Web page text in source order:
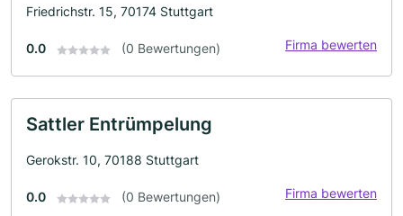
Friedrichstr. 15, 70174 Stuttgart
0.0 (0 Bewertungen) Firma bewerten
Sattler Entrümpelung
Gerokstr. 10, 70188 Stuttgart
0.0 (0 Bewertungen) Firma bewerten